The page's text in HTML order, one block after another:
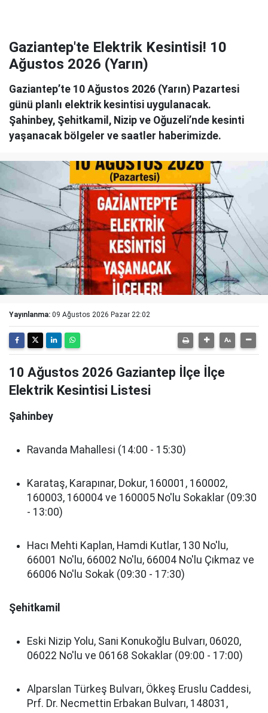
Gaziantep'te Elektrik Kesintisi! 10
Ağustos 2026 (Yarın)
Gaziantep’te 10 Ağustos 2026 (Yarın) Pazartesi
günü planlı elektrik kesintisi uygulanacak.
Şahinbey, Şehitkamil, Nizip ve Oğuzeli’nde kesinti
yaşanacak bölgeler ve saatler haberimizde.
Yayınlanma: 09 Ağustos 2026 Pazar 22:02
10 Ağustos 2026 Gaziantep İlçe İlçe
Elektrik Kesintisi Listesi
Şahinbey
Ravanda Mahallesi (14:00 - 15:30)
Karataş, Karapınar, Dokur, 160001, 160002,
160003, 160004 ve 160005 No'lu Sokaklar (09:30
- 13:00)
Hacı Mehti Kaplan, Hamdi Kutlar, 130 No'lu,
66001 No'lu, 66002 No'lu, 66004 No'lu Çıkmaz ve
66006 No'lu Sokak (09:30 - 17:30)
Şehitkamil
Eski Nizip Yolu, Sani Konukoğlu Bulvarı, 06020,
06022 No'lu ve 06168 Sokaklar (09:00 - 17:00)
Alparslan Türkeş Bulvarı, Ökkeş Eruslu Caddesi,
Prf. Dr. Necmettin Erbakan Bulvarı, 148031,